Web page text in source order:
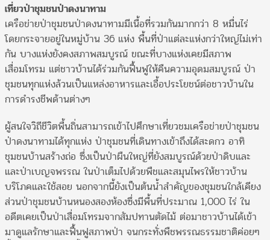
เที่ยวป่าชุมชนป่าดงนาทาม
เครือข่ายป่าชุมชนป่าดงนาทามมีเนื้อที่รวมกันมากกว่า 8 หมื่นไร่
โดยกระจายอยู่ในหมู่บ้าน 36 แห่ง พื้นที่ป่าแต่ละแห่งกว่าใหญ่ไม่เท่า
กัน บางแห่งยังคงสภาพสมบูรณ์ ขณะที่บางแห่งเคยมีสภาพ
เสื่อมโทรม แต่ชาวบ้านได้ร่วมกันฟื้นฟูให้คืนความอุดมสมบูรณ์ ป่า
ชุมชนทุกแห่งล้วนเป็นแหล่งอาหารและเอื้อประโยชน์ต่อชาวบ้านใน
การดำรงชีพด้านต่างๆ
ผู้สนใจวิถีชีวิตพื้นถิ่นสามารถเข้าไปศึกษาเที่ยวชมเครือข่ายป่าชุมชน
ป่าดงนาทามได้ทุกแห่ง ป่าชุมชนที่เดินทางเข้าถึงได้สะดกว อาทิ
ชุมชนบ้านสร้างถ่อ ซึ่งเป็นป่าผืนใหญ่ที่ยังสมบูรณ์ด้วยป่าดิบและ
และป่าเบญจพรรณ ในป่าเต็มไปด้วยพืชและสมุนไพรให้ชาวบ้าน
บริโภคและใช้สอย นอกจากนี้ยังเป็นต้นน้ำสำคัญของชุมชนใกล้เคียง
ส่วนป่าชุมชนบ้านหนองสองห้องซึ่งมีพื้นที่ประมาณ 1,000 ไร่ ใน
อดีตเคยเป็นป่าเสื่อมโทรมจากสัมปทานตัดไม้ ต่อมาชาวบ้านได้เข้า
มาดูแลรักษาและฟื้นฟูสภาพป่า จนกระทั่งพืชพรรณธรรมชาติค่อยๆ